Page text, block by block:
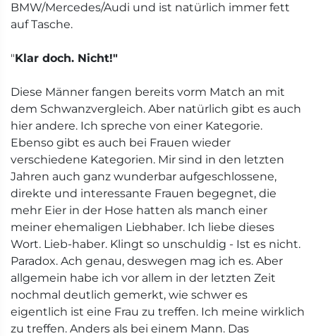
BMW/Mercedes/Audi und ist natürlich immer fett
auf Tasche.
"Klar doch. Nicht!"
Diese Männer fangen bereits vorm Match an mit
dem Schwanzvergleich. Aber natürlich gibt es auch
hier andere. Ich spreche von einer Kategorie.
Ebenso gibt es auch bei Frauen wieder
verschiedene Kategorien. Mir sind in den letzten
Jahren auch ganz wunderbar aufgeschlossene,
direkte und interessante Frauen begegnet, die
mehr Eier in der Hose hatten als manch einer
meiner ehemaligen Liebhaber. Ich liebe dieses
Wort. Lieb-haber. Klingt so unschuldig - Ist es nicht.
Paradox. Ach genau, deswegen mag ich es. Aber
allgemein habe ich vor allem in der letzten Zeit
nochmal deutlich gemerkt, wie schwer es
eigentlich ist eine Frau zu treffen. Ich meine wirklich
zu treffen. Anders als bei einem Mann. Das